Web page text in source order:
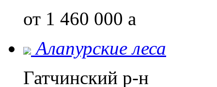
от 1 460 000 a
Алапурские леса
Гатчинский р-н